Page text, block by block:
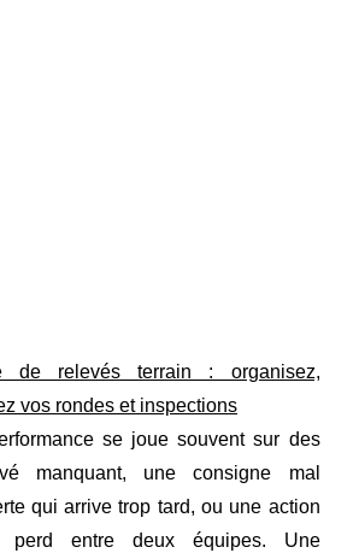
de relevés terrain : organisez,
vos rondes et inspections
se joue souvent sur des
manquant, une consigne mal
qui arrive trop tard, ou une action
perd entre deux équipes. Une